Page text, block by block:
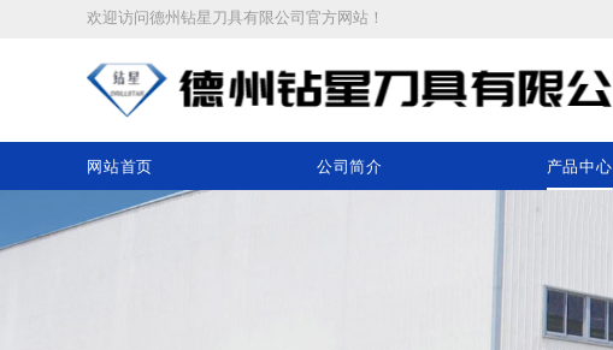
欢迎访问 德州钻星刀具有限公司 官方网站 ！
网站首页 公司简介 产品中心